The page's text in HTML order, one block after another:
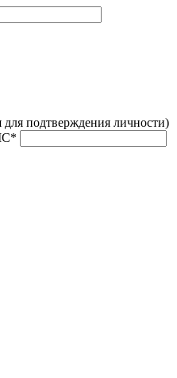
для подтверждения личности)